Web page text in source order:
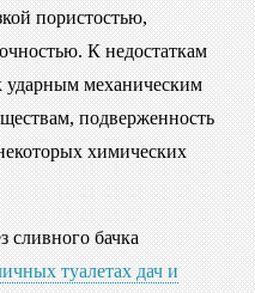
пористостью,
К недостаткам
ударным механическим
подверженность
химических
сливного бачка
туалетах дач и